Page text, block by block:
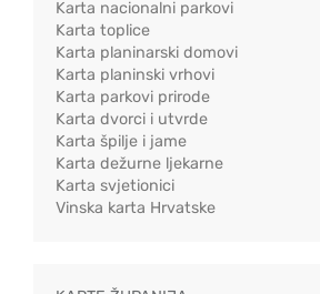
Karta nacionalni parkovi
Karta toplice
Karta planinarski domovi
Karta planinski vrhovi
Karta parkovi prirode
Karta dvorci i utvrde
Karta špilje i jame
Karta dežurne ljekarne
Karta svjetionici
Vinska karta Hrvatske